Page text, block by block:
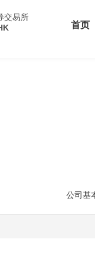
交易所
首页
公司基